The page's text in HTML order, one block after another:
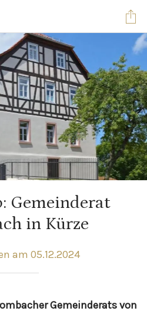
Gemeinderat
in Kürze
am 05.12.2024
Ge­mein­de­rats von